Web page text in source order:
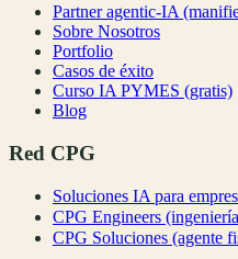
Partner agentic-IA
Sobre Nosotros
Portfolio
Casos de éxito
Curso IA PYMES (gratis)
Blog
Red CPG
Soluciones IA para
CPG Engineers
CPG Soluciones (agente